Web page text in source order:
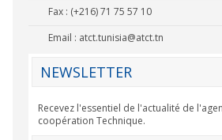
Fax : (+216) 71 75 57 10
Email : atct.tunisia@atct.tn
NEWSLETTER
Recevez l'essentiel de l'actualité de
coopération Technique.